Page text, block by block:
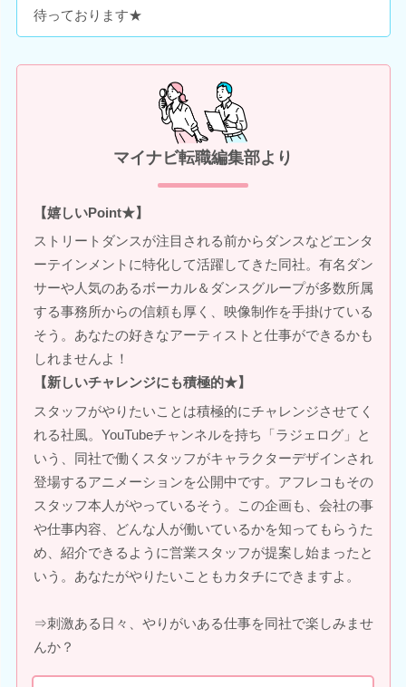
待っております★
マイナビ転職編集部より
【嬉しいPoint★】
ストリートダンスが注目される前からダンスなどエンタ
ーテインメントに特化して活躍してきた同社。有名ダン
サーや人気のあるボーカル＆ダンスグループが多数所属
する事務所からの信頼も厚く、映像制作を手掛けている
そう。あなたの好きなアーティストと仕事ができるかも
しれませんよ！
【新しいチャレンジにも積極的★】
スタッフがやりたいことは積極的にチャレンジさせてく
れる社風。YouTubeチャンネルを持ち「ラジェログ」と
いう、同社で働くスタッフがキャラクターデザインされ
登場するアニメーションを公開中です。アフレコもその
スタッフ本人がやっているそう。この企画も、会社の事
や仕事内容、どんな人が働いているかを知ってもらうた
め、紹介できるように営業スタッフが提案し始まったと
いう。あなたがやりたいこともカタチにできますよ。
⇒刺激ある日々、やりがいある仕事を同社で楽しみませ
んか？